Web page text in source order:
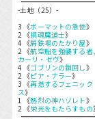
-土地（25）-
3 《ボーマットの急使》
2 《損魂魔道士》
4 《屑鉄場のたかり屋》
2 《航空船を強襲する者、
カーリ・ゼヴ》
4 《ゴブリンの鎖回し》
2 《ピア・ナラー》
3 《再燃するフェニック
ス》
1 《熱烈の神ハゾレト》
2 《栄光をもたらすもの